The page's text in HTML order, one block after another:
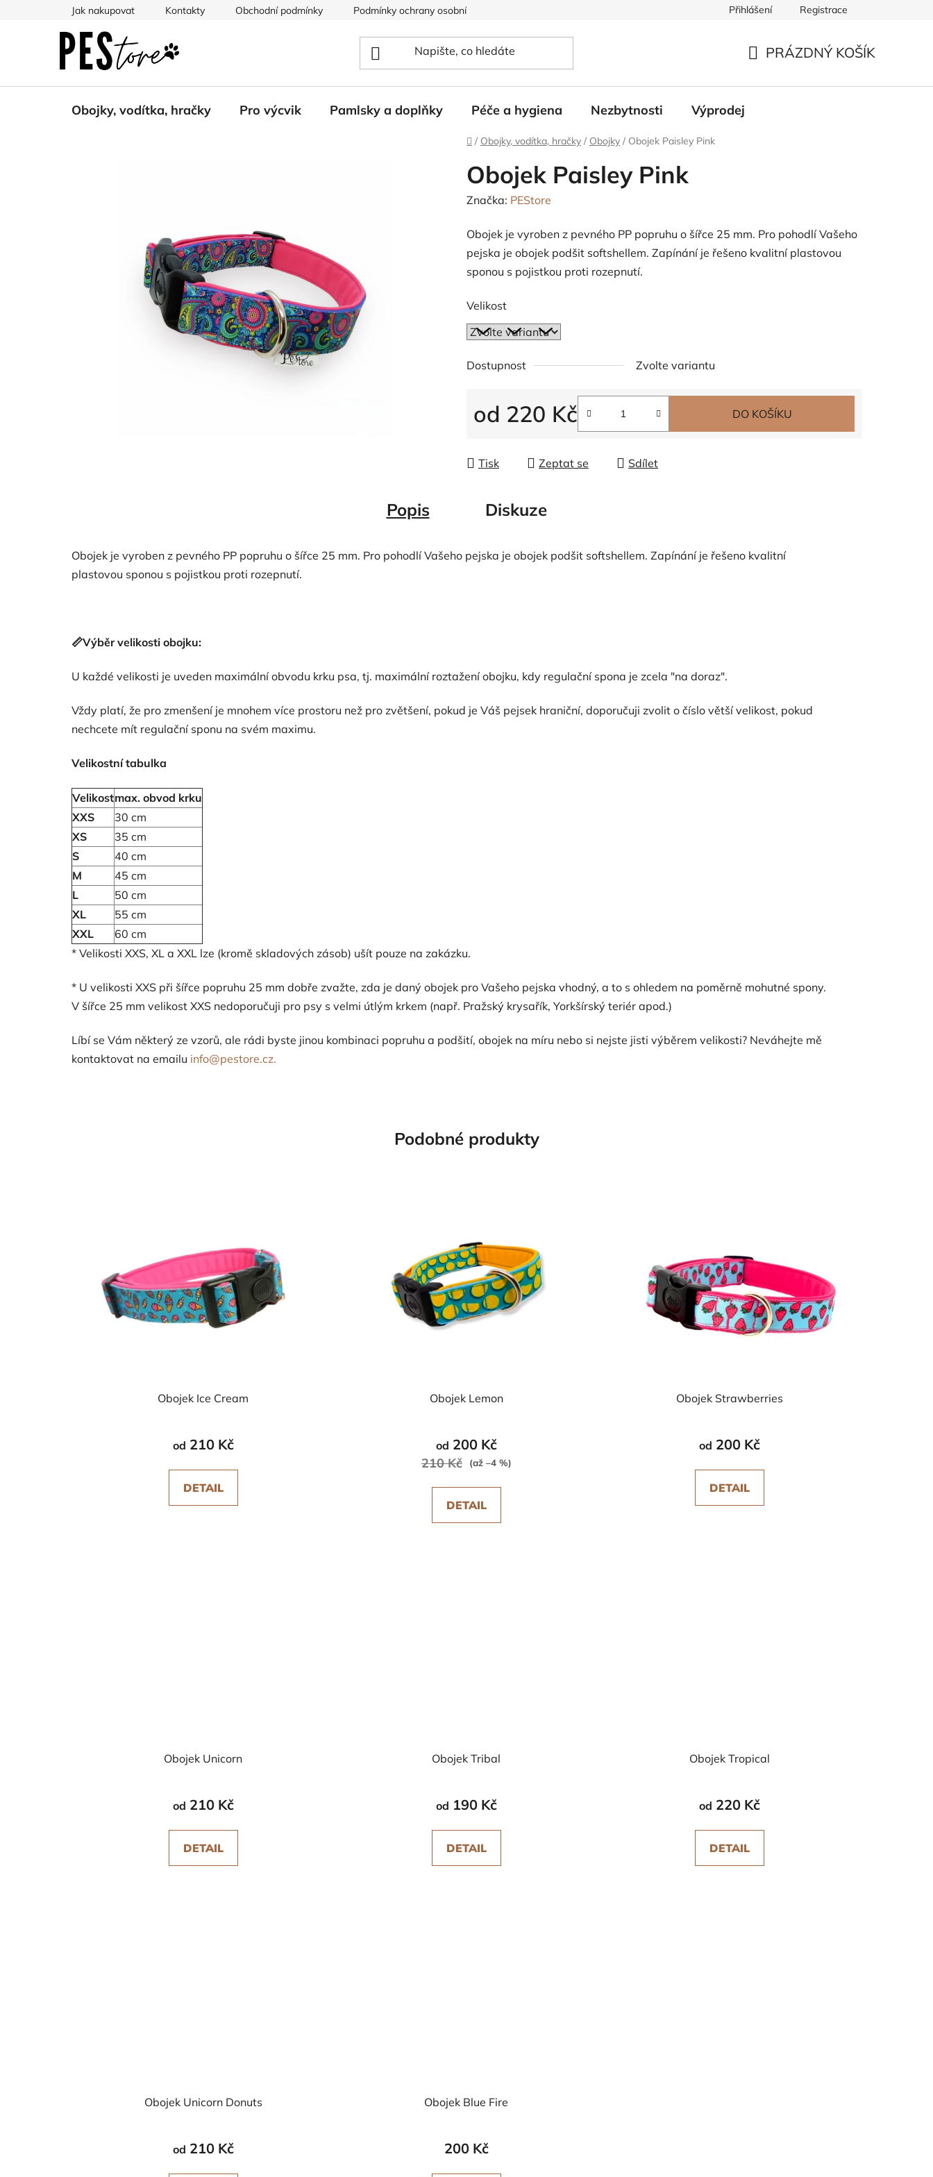
Jak nakupovat Kontakty Obchodní podmínky Podmínky ochrany osobních údajů Přihlášení Registrace
PRÁZDNÝ KOŠÍK
Obojky, vodítka, hračky Pro výcvik Pamlsky a doplňky Péče a hygiena Nezbytnosti Výprodej
Domů
/ Obojky, vodítka, hračky / Obojky / Obojek Paisley Pink
Obojek Paisley Pink
Značka: PEStore
Obojek je vyroben z pevného PP popruhu o šířce 25 mm. Pro pohodlí Vašeho
pejska je obojek podšit softshellem. Zapínání je řešeno kvalitní plastovou
sponou s pojistkou proti rozepnutí.
Velikost
Dostupnost Zvolte variantu
od 220 Kč DO KOŠÍKU
Tisk Zeptat se Sdílet
Popis Diskuze
Obojek je vyroben z pevného PP popruhu o šířce 25 mm. Pro pohodlí Vašeho pejska je obojek podšit softshellem. Zapínání je řešeno kvalitní
plastovou sponou s pojistkou proti rozepnutí.
📏Výběr velikosti obojku:
U každé velikosti je uveden maximální obvodu krku psa, tj. maximální roztažení obojku, kdy regulační spona je zcela "na doraz".
Vždy platí, že pro zmenšení je mnohem více prostoru než pro zvětšení, pokud je Váš pejsek hraniční, doporučuji zvolit o číslo větší velikost, pokud
nechcete mít regulační sponu na svém maximu.
Velikostní tabulka
Velikostmax. obvod krku
XXS
30 cm
XS
35 cm
S
40 cm
M
45 cm
L
50 cm
XL
55 cm
XXL
60 cm
* Velikosti XXS, XL a XXL lze (kromě skladových zásob) ušít pouze na zakázku.
* U velikosti XXS při šířce popruhu 25 mm dobře zvažte, zda je daný obojek pro Vašeho pejska vhodný, a to s ohledem na poměrně mohutné spony.
V šířce 25 mm velikost XXS nedoporučuji pro psy s velmi útlým krkem (např. Pražský krysařík, Yorkšírský teriér apod.)
Líbí se Vám některý ze vzorů, ale rádi byste jinou kombinaci popruhu a podšití, obojek na míru nebo si nejste jisti výběrem velikosti? Neváhejte mě
kontaktovat na emailu info@pestore.cz.
Podobné produkty
Obojek Ice Cream
od 210 Kč
DETAIL
Obojek Lemon
od 200 Kč
210 Kč (až –4 %)
DETAIL
Obojek Strawberries
od 200 Kč
DETAIL
Obojek Unicorn
od 210 Kč
DETAIL
Obojek Tribal
od 190 Kč
DETAIL
Obojek Tropical
od 220 Kč
DETAIL
Obojek Unicorn Donuts
od 210 Kč
Obojek Blue Fire
200 Kč